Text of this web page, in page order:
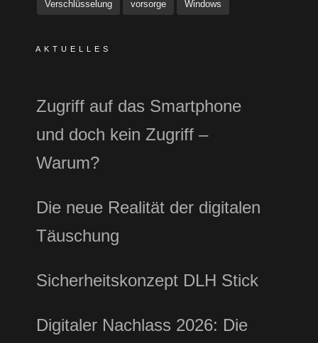
Verschlüsselung vorsorge Windows
AKTUELLES
Zugriff auf das Smartphone
und doch kein Zugriff –
Warum?
Die neue Realität der digitalen
Täuschung
Sicherheitskonzept DLH Stick
Digitaler Nachlass 2026: Die